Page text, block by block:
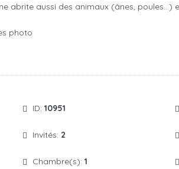
abrite aussi des animaux (ânes, poules…)
photo
ID: 10951
Invités: 2
Chambre(s): 1